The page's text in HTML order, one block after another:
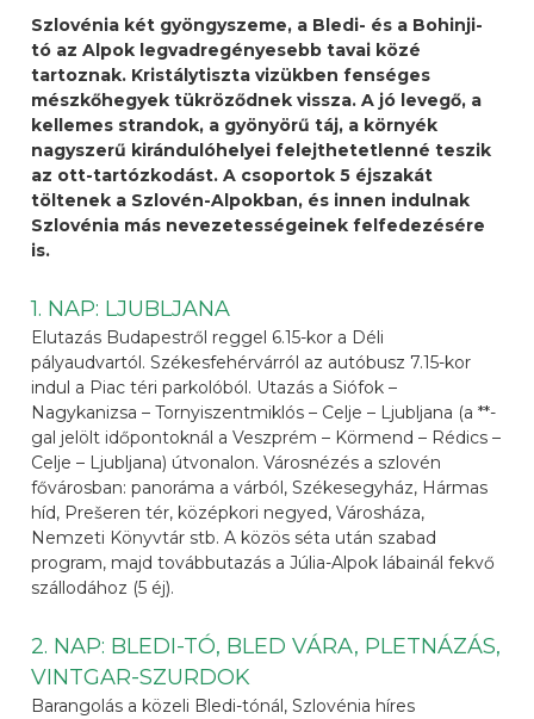
Szlovénia két gyöngyszeme, a Bledi- és a Bohinji-
tó az Alpok legvadregényesebb tavai közé
tartoznak. Kristálytiszta vizükben fenséges
mészkőhegyek tükröződnek vissza. A jó levegő, a
kellemes strandok, a gyönyörű táj, a környék
nagyszerű kirándulóhelyei felejthetetlenné teszik
az ott-tartózkodást. A csoportok 5 éjszakát
töltenek a Szlovén-Alpokban, és innen indulnak
Szlovénia más nevezetességeinek felfedezésére
is.
1. NAP: LJUBLJANA
Elutazás Budapestről reggel 6.15-kor a Déli
pályaudvartól. Székesfehérvárról az autóbusz 7.15-kor
indul a Piac téri parkolóból. Utazás a Siófok –
Nagykanizsa – Tornyiszentmiklós – Celje – Ljubljana (a **-
gal jelölt időpontoknál a Veszprém – Körmend – Rédics –
Celje – Ljubljana) útvonalon. Városnézés a szlovén
fővárosban: panoráma a várból, Székesegyház, Hármas
híd, Prešeren tér, középkori negyed, Városháza,
Nemzeti Könyvtár stb. A közös séta után szabad
program, majd továbbutazás a Júlia-Alpok lábainál fekvő
szállodához (5 éj).
2. NAP: BLEDI-TÓ, BLED VÁRA, PLETNÁZÁS,
VINTGAR-SZURDOK
Barangolás a közeli Bledi-tónál, Szlovénia híres